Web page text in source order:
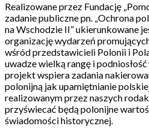
Realizowane przez Fundację
zadanie publiczne pn. „Ochrona
na Wschodzie II” ukierunkowane
organizację wydarzeń
wśród przedstawicieli Polonii i
uwadze wielką rangę i
projekt wspiera zadania
polonijną jak upamiętnianie
realizowanym przez naszych
przyświecać będą polonijne
świadomości historycznej.